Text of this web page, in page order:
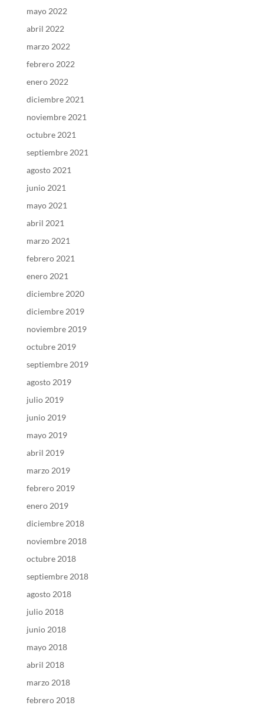
mayo 2022
abril 2022
marzo 2022
febrero 2022
enero 2022
diciembre 2021
noviembre 2021
octubre 2021
septiembre 2021
agosto 2021
junio 2021
mayo 2021
abril 2021
marzo 2021
febrero 2021
enero 2021
diciembre 2020
diciembre 2019
noviembre 2019
octubre 2019
septiembre 2019
agosto 2019
julio 2019
junio 2019
mayo 2019
abril 2019
marzo 2019
febrero 2019
enero 2019
diciembre 2018
noviembre 2018
octubre 2018
septiembre 2018
agosto 2018
julio 2018
junio 2018
mayo 2018
abril 2018
marzo 2018
febrero 2018